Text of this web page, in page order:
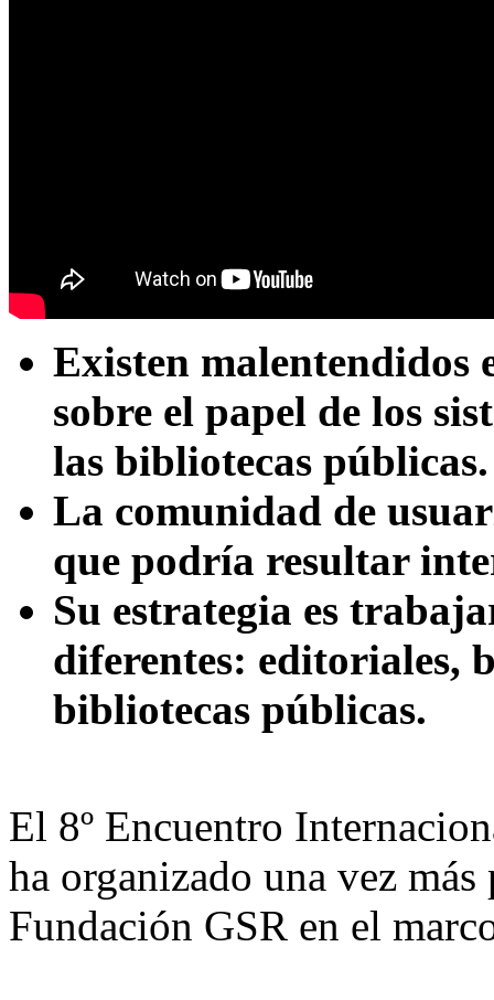
Existen malentendidos
sobre el papel de los
las bibliotecas públicas.
La comunidad de
que podría resultar
Su estrategia es
diferentes: editoriales,
bibliotecas públicas.
El 8º Encuentro
ha organizado una vez
Fundación GSR en el